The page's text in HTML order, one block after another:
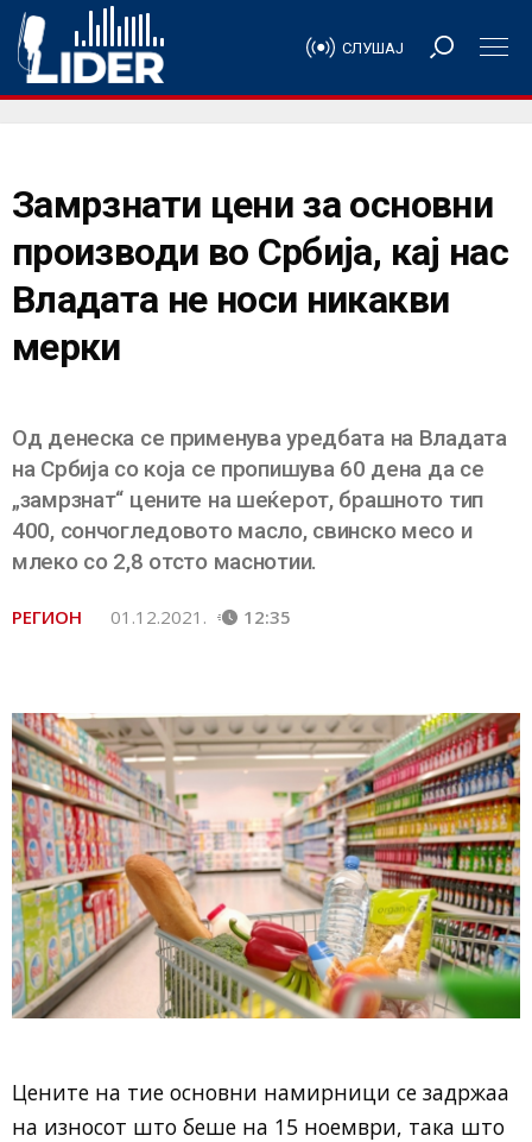
СЛУШАЈ
Замрзнати цени за основни
производи во Србија, кај нас
Владата не носи никакви
мерки
Од денеска се применува уредбата на Владата
на Србија со која се пропишува 60 дена да се
„замрзнат“ цените на шеќерот, брашното тип
400, сончогледовото масло, свинско месо и
млеко со 2,8 отсто маснотии.
РЕГИОН 01.12.2021. 12:35
Цените на тие основни намирници се задржаа
на износот што беше на 15 ноември, така што